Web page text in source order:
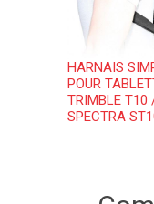
HARNAIS
POUR
TRIMBLE T10
SPECTRA